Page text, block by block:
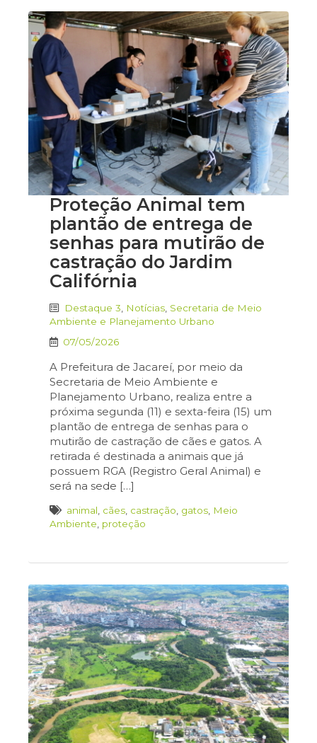
Proteção Animal tem
plantão de entrega de
senhas para mutirão de
castração do Jardim
Califórnia
Destaque 3 Notícias Secretaria de Meio
Ambiente e Planejamento Urbano
07/05/2026
A Prefeitura de Jacareí, por meio da
Secretaria de Meio Ambiente e
Planejamento Urbano, realiza entre a
próxima segunda (11) e sexta-feira (15) um
plantão de entrega de senhas para o
mutirão de castração de cães e gatos. A
retirada é destinada a animais que já
possuem RGA (Registro Geral Animal) e
será na sede […]
animal cães castração gatos Meio
Ambiente proteção